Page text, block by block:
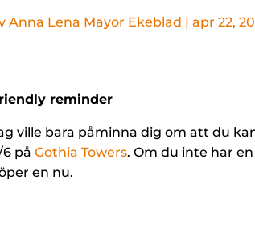
Anna Lena Mayor Ekeblad |apr 22,
reminder
ville bara påminna dig om att du
6 påGothia Towers. Om du inte har
en nu.